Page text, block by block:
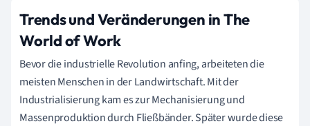
Trends und Veränderungen in The
World of Work
Bevor die industrielle Revolution anfing, arbeiteten die
meisten Menschen in der Landwirtschaft. Mit der
Industrialisierung kam es zur Mechanisierung und
Massenproduktion durch Fließbänder. Später wurde diese